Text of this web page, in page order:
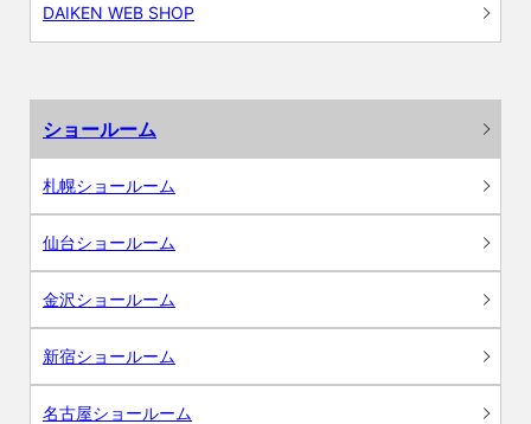
DAIKEN WEB SHOP
ショールーム
札幌ショールーム
仙台ショールーム
金沢ショールーム
新宿ショールーム
名古屋ショールーム